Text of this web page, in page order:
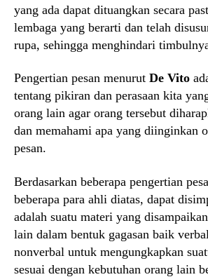
yang ada dapat dituangkan secara
lembaga yang berarti dan telah
rupa, sehingga menghindari
Pengertian pesan menurut De Vito
tentang pikiran dan perasaan kita
orang lain agar orang tersebut
dan memahami apa yang diinginkan
pesan.
Berdasarkan beberapa pengertian
beberapa para ahli diatas, dapat
adalah suatu materi yang
lain dalam bentuk gagasan baik
nonverbal untuk mengungkapkan
sesuai dengan kebutuhan orang lain